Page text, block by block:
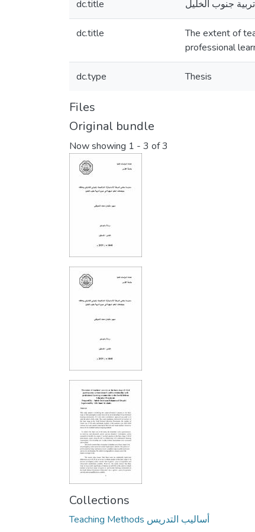
dc.title
dc.title
The extent of
professional
dc.type Thesis
Files
Original bundle
Now showing 1 - 3 of 3
Collections
Teaching Methods أساليب التدريس